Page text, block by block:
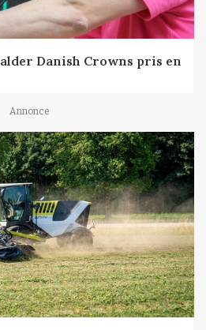
Danish Crowns pris en
Annonce